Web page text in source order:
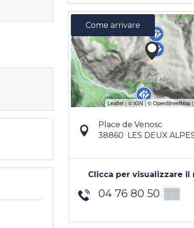
Come arrivare
Place de Venosc
38860 LES DEUX
Clicca per visualizzare il
04 76 80 50 ▒▒